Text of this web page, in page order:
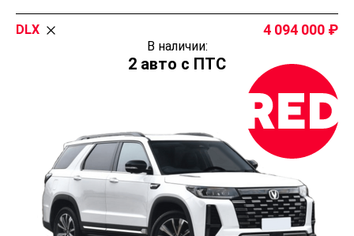
DLX 4 094 000
В наличии:
2 авто с ПТС